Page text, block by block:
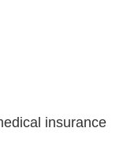
insurance